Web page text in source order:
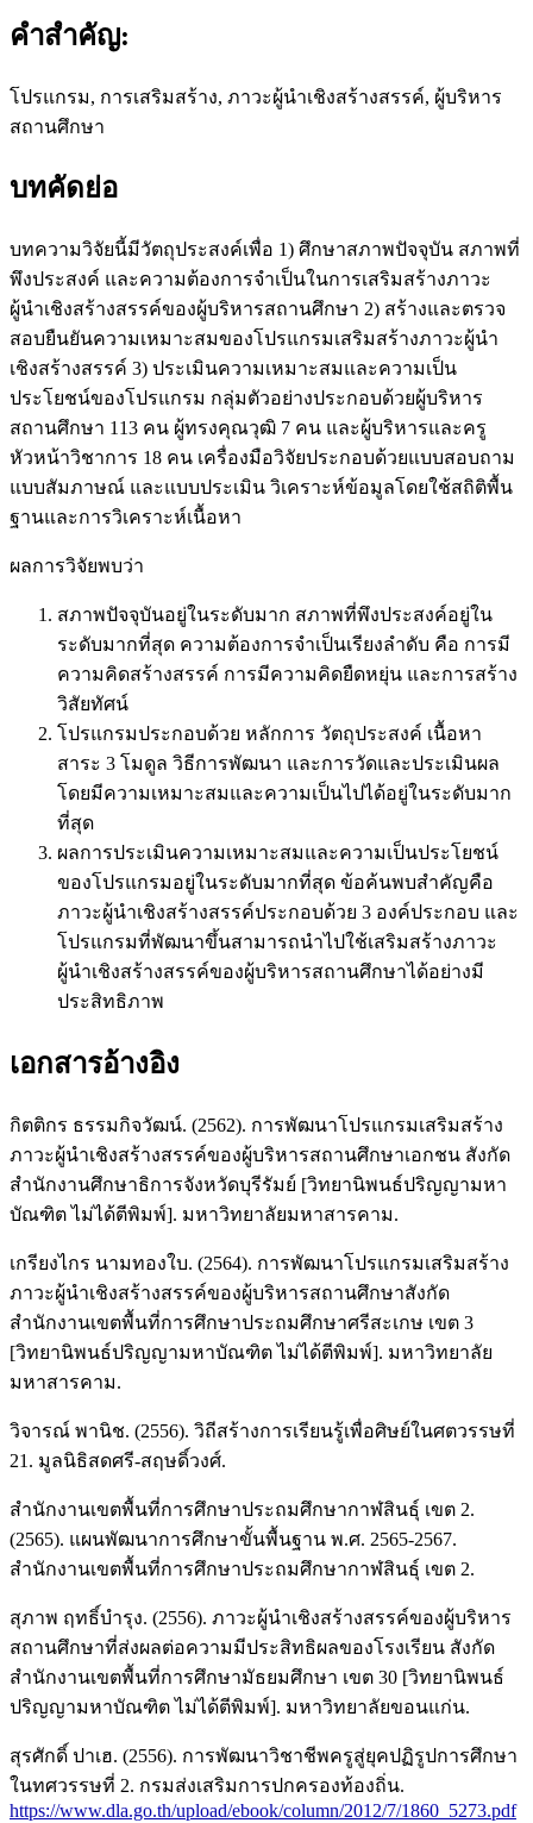
คำสำคัญ:
โปรแกรม, การเสริมสร้าง, ภาวะผู้นำเชิงสร้างสรรค์, ผู้บริหาร
สถานศึกษา
บทคัดย่อ
บทความวิจัยนี้มีวัตถุประสงค์เพื่อ 1) ศึกษาสภาพปัจจุบัน สภาพที่
พึงประสงค์ และความต้องการจำเป็นในการเสริมสร้างภาวะ
ผู้นำเชิงสร้างสรรค์ของผู้บริหารสถานศึกษา 2) สร้างและตรวจ
สอบยืนยันความเหมาะสมของโปรแกรมเสริมสร้างภาวะผู้นำ
เชิงสร้างสรรค์ 3) ประเมินความเหมาะสมและความเป็น
ประโยชน์ของโปรแกรม กลุ่มตัวอย่างประกอบด้วยผู้บริหาร
สถานศึกษา 113 คน ผู้ทรงคุณวุฒิ 7 คน และผู้บริหารและครู
หัวหน้าวิชาการ 18 คน เครื่องมือวิจัยประกอบด้วยแบบสอบถาม
แบบสัมภาษณ์ และแบบประเมิน วิเคราะห์ข้อมูลโดยใช้สถิติพื้น
ฐานและการวิเคราะห์เนื้อหา
ผลการวิจัยพบว่า
สภาพปัจจุบันอยู่ในระดับมาก สภาพที่พึงประสงค์อยู่ใน
ระดับมากที่สุด ความต้องการจำเป็นเรียงลำดับ คือ การมี
ความคิดสร้างสรรค์ การมีความคิดยืดหยุ่น และการสร้าง
วิสัยทัศน์
โปรแกรมประกอบด้วย หลักการ วัตถุประสงค์ เนื้อหา
สาระ 3 โมดูล วิธีการพัฒนา และการวัดและประเมินผล
โดยมีความเหมาะสมและความเป็นไปได้อยู่ในระดับมาก
ที่สุด
ผลการประเมินความเหมาะสมและความเป็นประโยชน์
ของโปรแกรมอยู่ในระดับมากที่สุด ข้อค้นพบสำคัญคือ
ภาวะผู้นำเชิงสร้างสรรค์ประกอบด้วย 3 องค์ประกอบ และ
โปรแกรมที่พัฒนาขึ้นสามารถนำไปใช้เสริมสร้างภาวะ
ผู้นำเชิงสร้างสรรค์ของผู้บริหารสถานศึกษาได้อย่างมี
ประสิทธิภาพ
เอกสารอ้างอิง
กิตติกร ธรรมกิจวัฒน์. (2562). การพัฒนาโปรแกรมเสริมสร้าง
ภาวะผู้นำเชิงสร้างสรรค์ของผู้บริหารสถานศึกษาเอกชน สังกัด
สำนักงานศึกษาธิการจังหวัดบุรีรัมย์ [วิทยานิพนธ์ปริญญามหา
บัณฑิต ไม่ได้ตีพิมพ์]. มหาวิทยาลัยมหาสารคาม.
เกรียงไกร นามทองใบ. (2564). การพัฒนาโปรแกรมเสริมสร้าง
ภาวะผู้นำเชิงสร้างสรรค์ของผู้บริหารสถานศึกษาสังกัด
สำนักงานเขตพื้นที่การศึกษาประถมศึกษาศรีสะเกษ เขต 3
[วิทยานิพนธ์ปริญญามหาบัณฑิต ไม่ได้ตีพิมพ์]. มหาวิทยาลัย
มหาสารคาม.
วิจารณ์ พานิช. (2556). วิถีสร้างการเรียนรู้เพื่อศิษย์ในศตวรรษที่
21. มูลนิธิสดศรี-สฤษดิ์วงศ์.
สำนักงานเขตพื้นที่การศึกษาประถมศึกษากาฬสินธุ์ เขต 2.
(2565). แผนพัฒนาการศึกษาขั้นพื้นฐาน พ.ศ. 2565-2567.
สำนักงานเขตพื้นที่การศึกษาประถมศึกษากาฬสินธุ์ เขต 2.
สุภาพ ฤทธิ์บำรุง. (2556). ภาวะผู้นำเชิงสร้างสรรค์ของผู้บริหาร
สถานศึกษาที่ส่งผลต่อความมีประสิทธิผลของโรงเรียน สังกัด
สำนักงานเขตพื้นที่การศึกษามัธยมศึกษา เขต 30 [วิทยานิพนธ์
ปริญญามหาบัณฑิต ไม่ได้ตีพิมพ์]. มหาวิทยาลัยขอนแก่น.
สุรศักดิ์ ปาเฮ. (2556). การพัฒนาวิชาชีพครูสู่ยุคปฏิรูปการศึกษา
ในทศวรรษที่ 2. กรมส่งเสริมการปกครองท้องถิ่น.
https://www.dla.go.th/upload/ebook/column/2012/7/1860_5273.pdf